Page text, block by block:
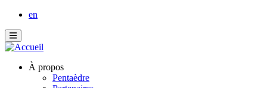
en
À propos
Pentaèdre